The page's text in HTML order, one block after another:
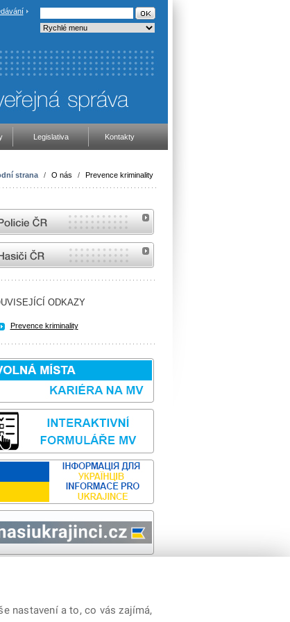
Legislativa Kontakty
strana / O nás / Prevence kriminality
stránky Policie ČR
stránky Hasiči ČR
ODKAZY
Prevence kriminality
nastavení a to, co vás zajímá,